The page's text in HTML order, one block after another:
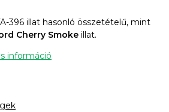
396 illat hasonló összetételű, mint
Cherry Smoke illat.
információ